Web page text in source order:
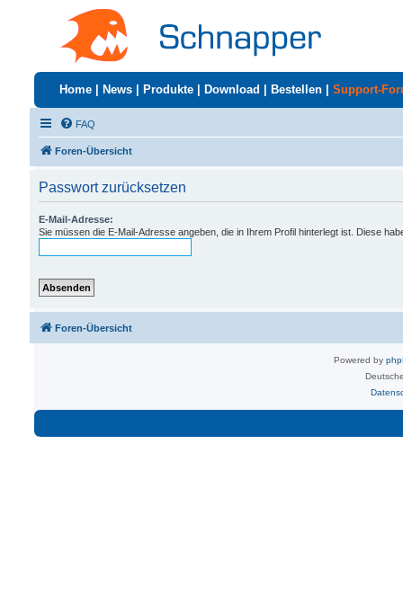
Home News Produkte Download Bestellen Support-
FAQ
Foren-Übersicht
Passwort zurücksetzen
E-Mail-Adresse:
Sie müssen die E-Mail-Adresse angeben, die in Ihrem Profil hinterlegt ist. Diese
Foren-Übersicht
Powered by